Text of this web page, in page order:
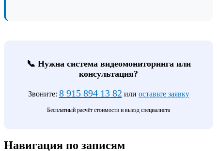
📞 Нужна система видеомониторинга или
консультация?
Звоните: 8 915 894 13 82 или оставьте заявку
Бесплатный расчёт стоимости и выезд специалиста
Навигация по записям